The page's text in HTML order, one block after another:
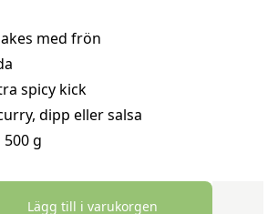
med frön
spicy kick
dipp eller salsa
g
Lägg till i varukorgen